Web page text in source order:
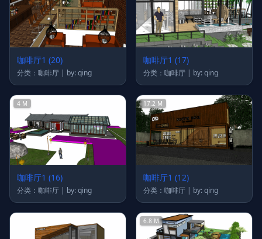
咖啡厅1 (20)
分类：咖啡厅 | by: qing
咖啡厅1 (17)
分类：咖啡厅 | by: qing
4 M
咖啡厅1 (16)
分类：咖啡厅 | by: qing
17.2 M
咖啡厅1 (12)
分类：咖啡厅 | by: qing
6.8 M